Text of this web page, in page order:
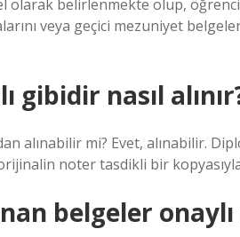
belirlenmekte olup,
veya geçici mezuniyet
gibidir nasıl
alınabilir mi? Evet, alınabilir.
noter tasdikli bir
belgeler onaylı